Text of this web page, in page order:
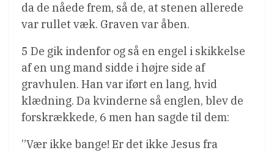
da de nåede frem, så de, at stenen allerede
var rullet væk. Graven var åben.
5 De gik indenfor og så en engel i skikkelse
af en ung mand sidde i højre side af
gravhulen. Han var iført en lang, hvid
klædning. Da kvinderne så englen, blev de
forskrækkede, 6 men han sagde til dem:
”Vær ikke bange! Er det ikke Jesus fra